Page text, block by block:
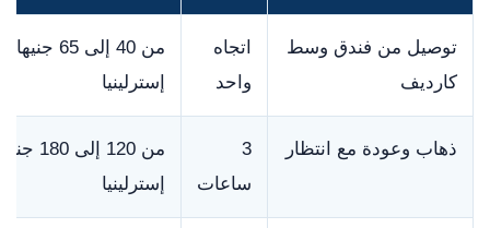
توصيل من فندق وسط
كارديف
اتجاه
واحد
من 40 إلى 65 جنيها
إسترلينيا
ذهاب وعودة مع انتظار
3
ساعات
من 120 إلى 180
إسترلينيا